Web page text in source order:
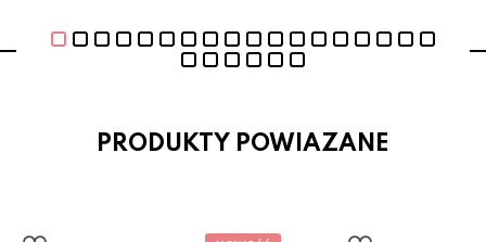
PRODUKTY POWIAZANE